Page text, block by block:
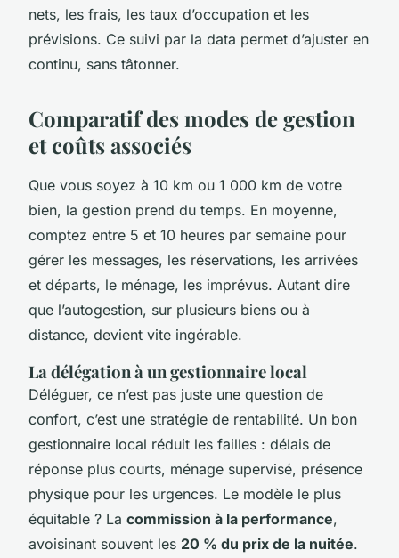
nets, les frais, les taux d’occupation et les
prévisions. Ce suivi par la data permet d’ajuster en
continu, sans tâtonner.
Comparatif des modes de gestion
et coûts associés
Que vous soyez à 10 km ou 1 000 km de votre
bien, la gestion prend du temps. En moyenne,
comptez entre 5 et 10 heures par semaine pour
gérer les messages, les réservations, les arrivées
et départs, le ménage, les imprévus. Autant dire
que l’autogestion, sur plusieurs biens ou à
distance, devient vite ingérable.
La délégation à un gestionnaire local
Déléguer, ce n’est pas juste une question de
confort, c’est une stratégie de rentabilité. Un bon
gestionnaire local réduit les failles : délais de
réponse plus courts, ménage supervisé, présence
physique pour les urgences. Le modèle le plus
équitable ? La commission à la performance,
avoisinant souvent les 20 % du prix de la nuitée.